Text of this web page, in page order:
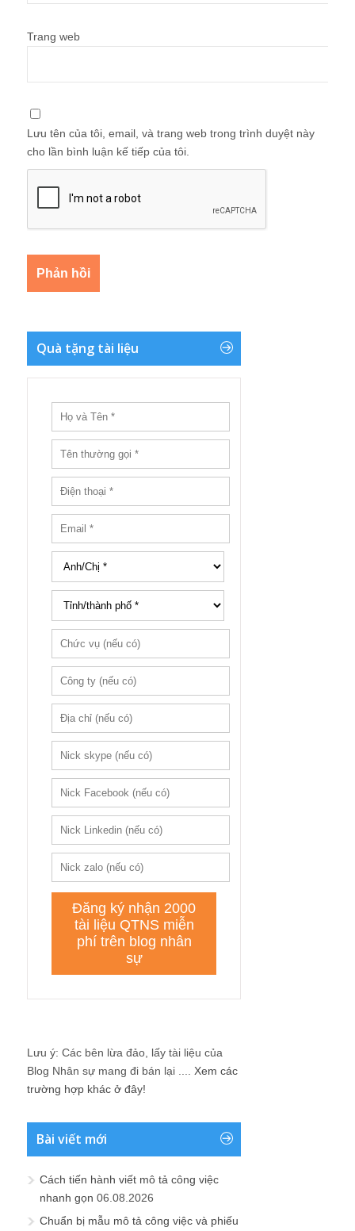
Trang web
Lưu tên của tôi, email, và trang web trong trình duyệt này
cho lần bình luận kế tiếp của tôi.
Quà tặng tài liệu
Lưu ý: Các bên lừa đảo, lấy tài liệu của
Blog Nhân sự mang đi bán lại .... Xem các
trường hợp khác ở đây!
Bài viết mới
Cách tiến hành viết mô tả công việc
nhanh gọn 06.08.2026
Chuẩn bị mẫu mô tả công việc và phiếu